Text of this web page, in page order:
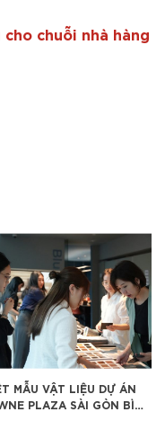
chuỗi nhà hàng
DỰ ÁN
BÌNH
BOHO – CÔNG
NỘI THẤT